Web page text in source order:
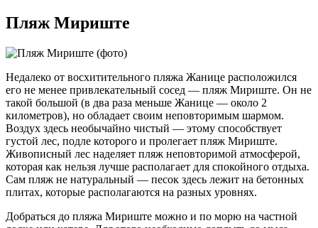
Пляж Мириште
Недалеко от восхитительного пляжа Жанице расположился
его не менее привлекательный сосед — пляж Мириште. Он не
такой большой (в два раза меньше Жанице — около 2
километров), но обладает своим неповторимым шармом.
Воздух здесь необычайно чистый — этому способствует
густой лес, подле которого и пролегает пляж Мириште.
Живописный лес наделяет пляж неповторимой атмосферой,
которая как нельзя лучше располагает для спокойного отдыха.
Сам пляж не натуральный — песок здесь лежит на бетонных
плитах, которые располагаются на разных уровнях.
Добраться до пляжа Мириште можно и по морю на частной